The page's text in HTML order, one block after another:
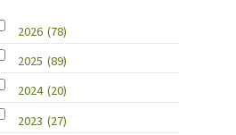
2026 (78)
2025 (89)
2024 (20)
2023 (27)